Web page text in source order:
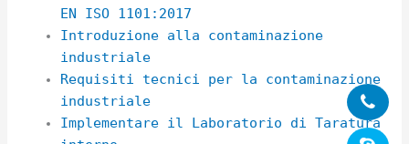
EN ISO 1101:2017
Introduzione alla contaminazione
industriale
Requisiti tecnici per la contaminazione
industriale
Implementare il Laboratorio di Taratura